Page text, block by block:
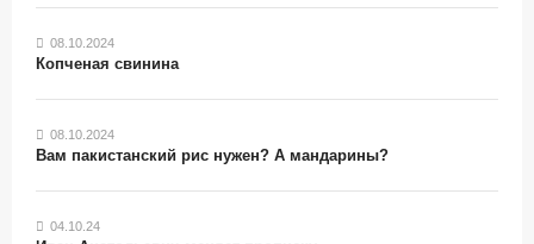
08.10.2024
Копченая свинина
08.10.2024
Вам пакистанский рис нужен? А мандарины?
04.10.24